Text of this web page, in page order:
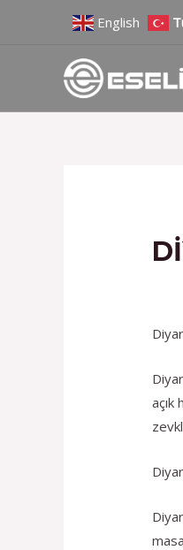
English
açık
gezinmesi